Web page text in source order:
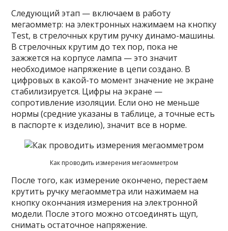
Следующий этап — включаем в работу
мегаомметр: на электронных нажимаем на кнопку
Test, в стрелочных крутим ручку динамо-машины.
В стрелочных крутим до тех пор, пока не
зажжется на корпусе лампа — это значит
необходимое напряжение в цепи создано. В
цифровых в какой-то момент значение не экране
стабилизируется. Цифры на экране —
сопротивление изоляции. Если оно не меньше
нормы (средние указаны в таблице, а точные есть
в паспорте к изделию), значит все в норме.
Как проводить измерения мегаомметром
После того, как измерение окончено, перестаем
крутить ручку мегаомметра или нажимаем на
кнопку окончания измерения на электронной
модели. После этого можно отсоединять щуп,
снимать остаточное напряжение.